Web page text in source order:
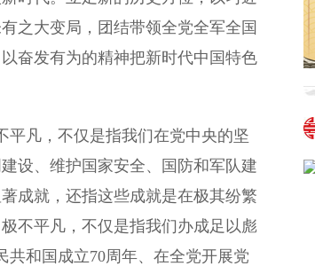
之大变局，团结带领全党全军全国
奋发有为的精神把新时代中国特色
凡，不仅是指我们在党中央的坚
设、维护国家安全、国防和军队建
成就，还指这些成就是在极其纷繁
不平凡，不仅是指我们办成足以彪
共和国成立70周年、在全党开展党